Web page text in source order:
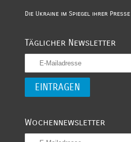
Die Ukraine im Spiegel ihrer Presse
Täglicher Newsletter
Wochennewsletter